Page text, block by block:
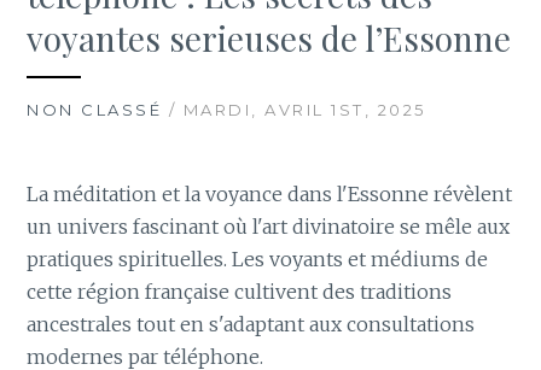
voyantes serieuses de l’Essonne
NON CLASSÉ / MARDI, AVRIL 1ST, 2025
La méditation et la voyance dans l'Essonne révèlent
un univers fascinant où l'art divinatoire se mêle aux
pratiques spirituelles. Les voyants et médiums de
cette région française cultivent des traditions
ancestrales tout en s'adaptant aux consultations
modernes par téléphone.